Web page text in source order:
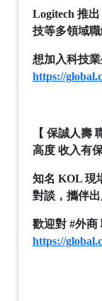
Logitech 推出
技等多領域職
想加入科技
https://
【 保誠人壽
高度 收入有
知名 KOL 現
對談，攜伴
歡迎對#外商
https://